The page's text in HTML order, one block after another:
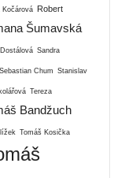
Kočárová Robert
Šumavská
Sandra
Sebastian Chum Stanislav
Tereza
Bandžuch
Tomáš Kosička